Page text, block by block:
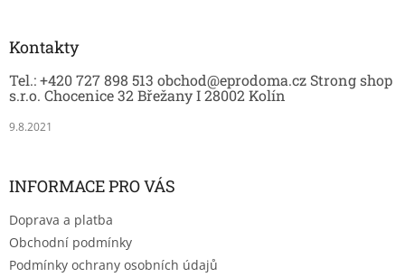
Kontakty
Tel.: +420 727 898 513 obchod@eprodoma.cz Strong shop
s.r.o. Chocenice 32 Břežany I 28002 Kolín
9.8.2021
INFORMACE PRO VÁS
Doprava a platba
Obchodní podmínky
Podmínky ochrany osobních údajů